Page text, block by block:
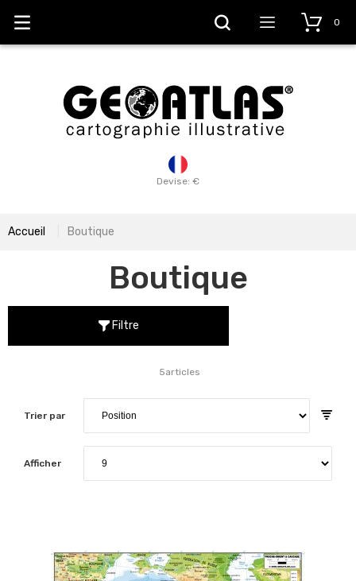
Devise: €
0
Accueil Boutique
Boutique
Filtre
Trier par
5articles
Afficher